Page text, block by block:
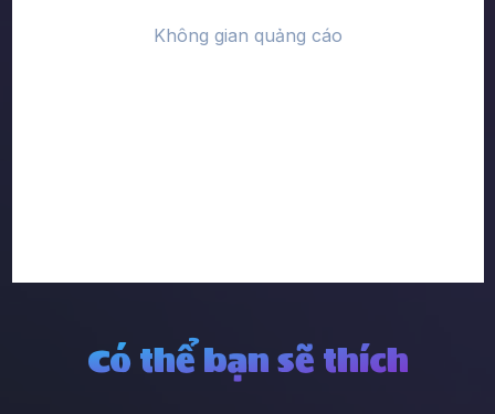
Có thể bạn sẽ thích